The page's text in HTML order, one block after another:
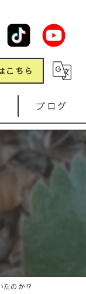
こちら
ブログ
コラム
たのか⁉️